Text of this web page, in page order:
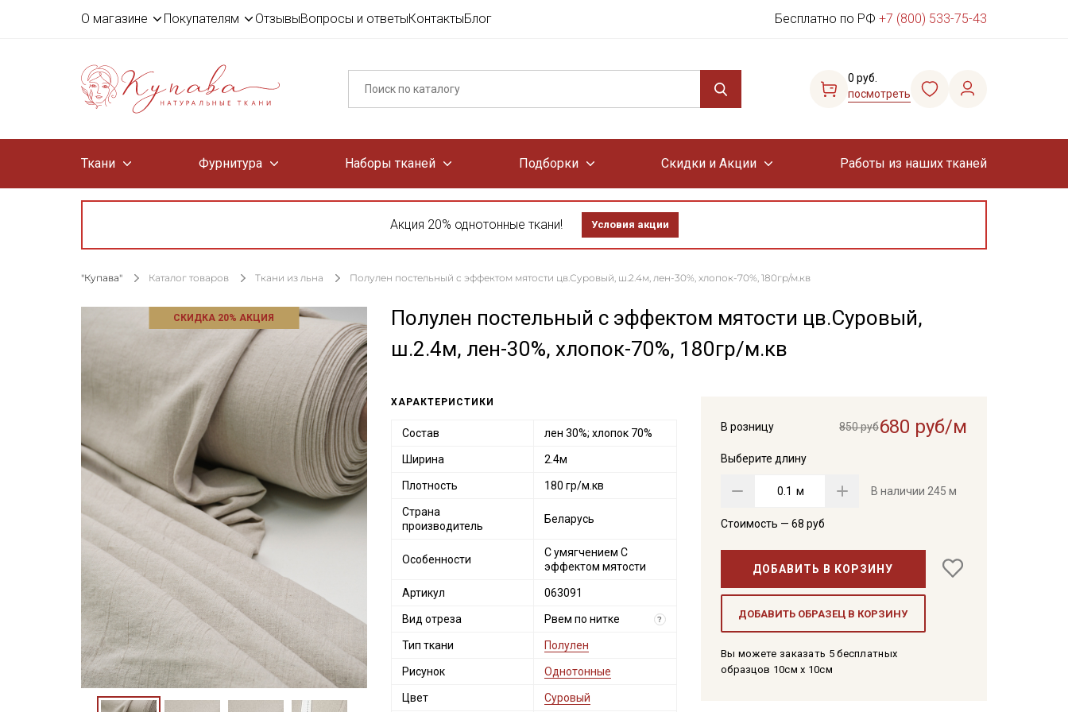
О магазине Покупателям ОтзывыВопросы и ответыКонтактыБлог Бесплатно по РФ +7 (800) 533-75-43
0 руб.
посмотреть
Ткани Фурнитура Наборы тканей Подборки Скидки и Акции Работы из наших тканей
Акция 20% однотонные ткани! Условия акции
"Купава" Каталог товаров Ткани из льна Полулен постельный с эффектом мятости цв.Суровый, ш.2.4м, лен-30%, хлопок-70%, 180гр/м.кв
СКИДКА 20% АКЦИЯ
Полулен постельный с эффектом мятости цв.Суровый,
ш.2.4м, лен-30%, хлопок-70%, 180гр/м.кв
В розницу 850 руб680 руб/м
Выберите длину
м В наличии 245 м
Стоимость — 68 руб
ДОБАВИТЬ В КОРЗИНУ
ДОБАВИТЬ ОБРАЗЕЦ В КОРЗИНУ
Вы можете заказать 5 бесплатных
образцов 10см x 10см
ХАРАКТЕРИСТИКИ
Состав лен 30%; хлопок 70%
Ширина 2.4м
Плотность 180 гр/м.кв
Страна
производитель
Беларусь
Особенности
С умягчением С
эффектом мятости
Артикул 063091
Вид отреза Рвем по нитке ?
Тип ткани Полулен
Рисунок Однотонные
Цвет Суровый